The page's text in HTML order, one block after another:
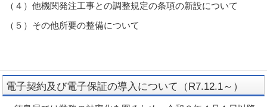
（４）他機関発注工事との調整規定の条項の新設について
（５）その他所要の整備について
電子契約及び電子保証の導入について（R7.12.1～）